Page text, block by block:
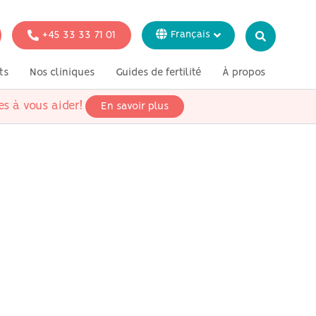
+45 33 33 71 01 Français
Italiano
Svenska
Tests génétiques
Nos cliniques Guides de fertilité À propos
Presse
à vous aider! En savoir plus